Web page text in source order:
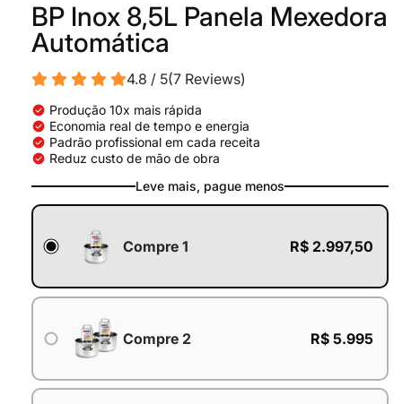
BP Inox 8,5L Panela Mexedora
Automática
4.8 / 5(7 Reviews)
check_circle Produção 10x mais rápida
check_circle Economia real de tempo e energia
check_circle Padrão profissional em cada receita
check_circle Reduz custo de mão de obra
Leve mais, pague menos
Compre 1 R$ 2.997,50
Compre 2 R$ 5.995